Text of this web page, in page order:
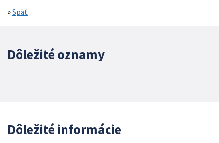
»Späť
Dôležité oznamy
Dôležité informácie